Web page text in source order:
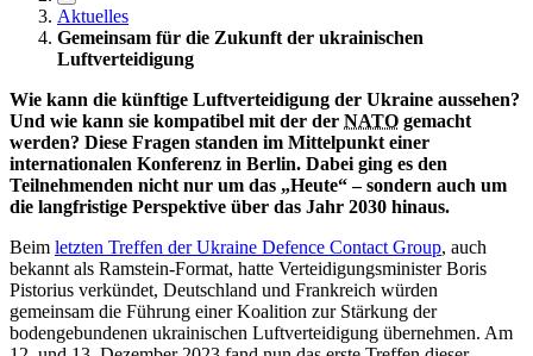
Aktuelles
Gemeinsam für die Zukunft der ukrainischen
Luftverteidigung
Wie kann die künftige Luftverteidigung der Ukraine aussehen?
Und wie kann sie kompatibel mit der der NATO gemacht
werden? Diese Fragen standen im Mittelpunkt einer
internationalen Konferenz in Berlin. Dabei ging es den
Teilnehmenden nicht nur um das „Heute“ – sondern auch um
die langfristige Perspektive über das Jahr 2030 hinaus.
Beim letzten Treffen der Ukraine Defence Contact Group, auch
bekannt als Ramstein-Format, hatte Verteidigungsminister Boris
Pistorius verkündet, Deutschland und Frankreich würden
gemeinsam die Führung einer Koalition zur Stärkung der
bodengebundenen ukrainischen Luftverteidigung übernehmen. Am